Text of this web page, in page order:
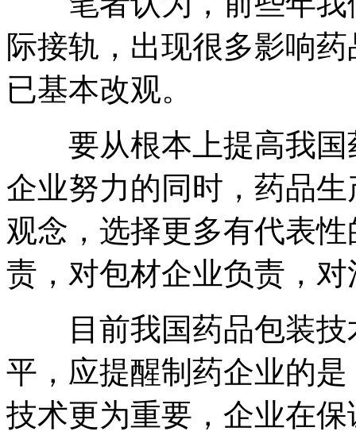
际接轨，出现很多影响
已基本改观。
要从根本上提高我国
企业努力的同时，药品
观念，选择更多有代表
责，对包材企业负责，
目前我国药品包装技
平，应提醒制药企业的
技术更为重要，企业在